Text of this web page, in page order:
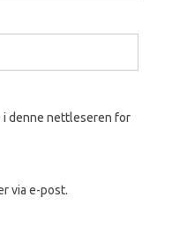
i denne nettleseren for
via e-post.